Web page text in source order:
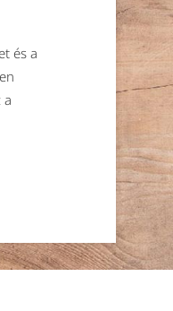
és a
a